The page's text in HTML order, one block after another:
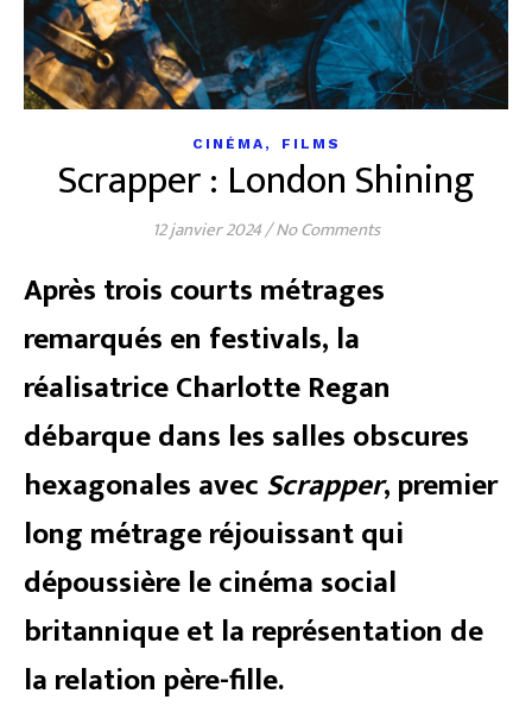
CINÉMA , FILMS
Scrapper : London Shining
12 janvier 2024/No Comments
Après trois courts métrages
remarqués en festivals, la
réalisatrice Charlotte Regan
débarque dans les salles obscures
hexagonales avecScrapper, premier
long métrage réjouissant qui
dépoussière le cinéma social
britannique et la représentation de
la relation père-fille.